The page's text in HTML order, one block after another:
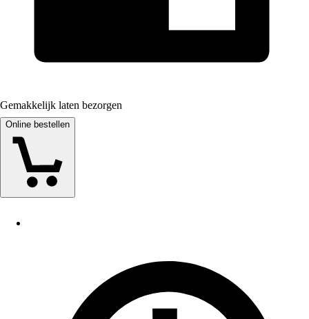
Gemakkelijk laten bezorgen
Online bestellen